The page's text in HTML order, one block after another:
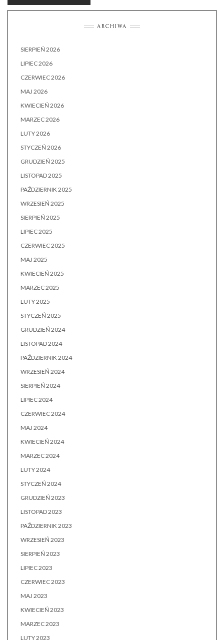
ARCHIWA
SIERPIEŃ 2026
LIPIEC 2026
CZERWIEC 2026
MAJ 2026
KWIECIEŃ 2026
MARZEC 2026
LUTY 2026
STYCZEŃ 2026
GRUDZIEŃ 2025
LISTOPAD 2025
PAŹDZIERNIK 2025
WRZESIEŃ 2025
SIERPIEŃ 2025
LIPIEC 2025
CZERWIEC 2025
MAJ 2025
KWIECIEŃ 2025
MARZEC 2025
LUTY 2025
STYCZEŃ 2025
GRUDZIEŃ 2024
LISTOPAD 2024
PAŹDZIERNIK 2024
WRZESIEŃ 2024
SIERPIEŃ 2024
LIPIEC 2024
CZERWIEC 2024
MAJ 2024
KWIECIEŃ 2024
MARZEC 2024
LUTY 2024
STYCZEŃ 2024
GRUDZIEŃ 2023
LISTOPAD 2023
PAŹDZIERNIK 2023
WRZESIEŃ 2023
SIERPIEŃ 2023
LIPIEC 2023
CZERWIEC 2023
MAJ 2023
KWIECIEŃ 2023
MARZEC 2023
LUTY 2023